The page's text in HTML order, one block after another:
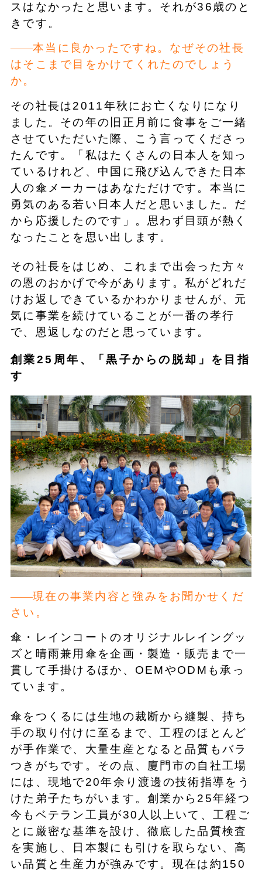
スはなかったと思います。それが36歳のと
きです。
本当に良かったですね。なぜその社長
はそこまで目をかけてくれたのでしょう
か。
その社長は2011年秋にお亡くなりになり
ました。その年の旧正月前に食事をご一緒
させていただいた際、こう言ってくださっ
たんです。「私はたくさんの日本人を知っ
ているけれど、中国に飛び込んできた日本
人の傘メーカーはあなただけです。本当に
勇気のある若い日本人だと思いました。だ
から応援したのです」。思わず目頭が熱く
なったことを思い出します。
その社長をはじめ、これまで出会った方々
の恩のおかげで今があります。私がどれだ
けお返しできているかわかりませんが、元
気に事業を続けていることが一番の孝行
で、恩返しなのだと思っています。
創業25周年、「黒子からの脱却」を目指
す
現在の事業内容と強みをお聞かせくだ
さい。
傘・レインコートのオリジナルレイングッ
ズと晴雨兼用傘を企画・製造・販売まで一
貫して手掛けるほか、OEMやODMも承っ
ています。
傘をつくるには生地の裁断から縫製、持ち
手の取り付けに至るまで、工程のほとんど
が手作業で、大量生産となると品質もバラ
つきがちです。その点、廈門市の自社工場
には、現地で20年余り渡邊の技術指導をう
けた弟子たちがいます。創業から25年経つ
今もベテラン工員が30人以上いて、工程ご
とに厳密な基準を設け、徹底した品質検査
を実施し、日本製にも引けを取らない、高
い品質と生産力が強みです。現在は約150